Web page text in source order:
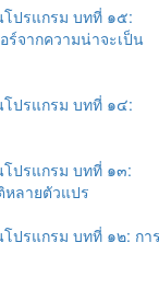
โปรแกรม บทที่ ๑๕:
ร์จากความน่าจะเป็น
โปรแกรม บทที่ ๑๔:
โปรแกรม บทที่ ๑๓:
หลายตัวแปร
ปรแกรม บทที่ ๑๒: กา